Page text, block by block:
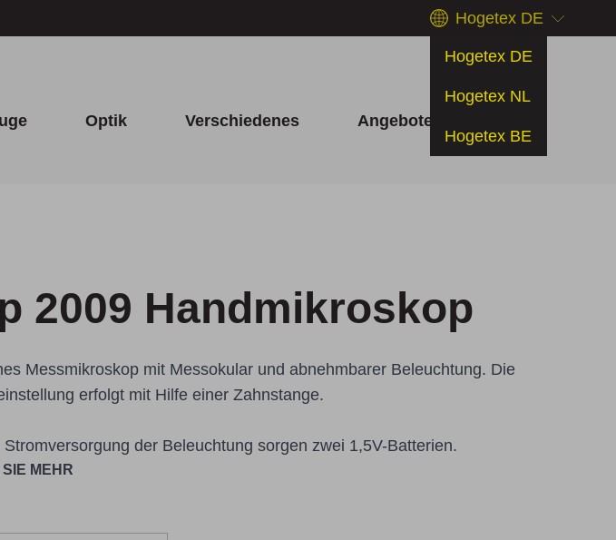
Hogetex DE
Hogetex DE
Hogetex NL
Hogetex BE
Optik Verschiedenes Angebote
2009 Handmikroskop
Messmikroskop mit Messokular und abnehmbarer Beleuchtung. Die
erfolgt mit Hilfe einer Zahnstange.
Stromversorgung der Beleuchtung sorgen zwei 1,5V-Batterien.
MEHR